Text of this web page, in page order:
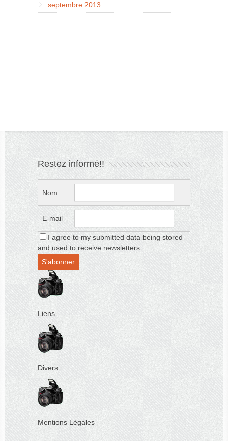
septembre 2013
Restez informé!!
Nom
E-mail
I agree to my submitted data being stored
and used to receive newsletters
Liens
Divers
Mentions Légales